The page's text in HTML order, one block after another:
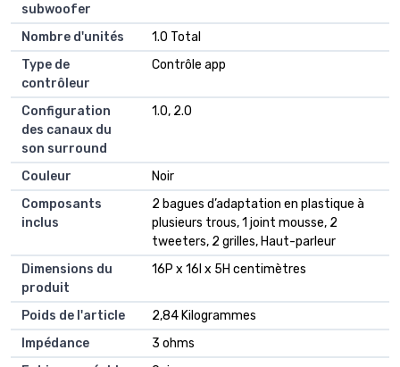
subwoofer
Nombre d'unités
‎1.0 Total
Type de
contrôleur
‎Contrôle app
Configuration
des canaux du
son surround
‎1.0, 2.0
Couleur
‎Noir
Composants
inclus
‎2 bagues d’adaptation en plastique à
plusieurs trous, 1 joint mousse, 2
tweeters, 2 grilles, Haut-parleur
Dimensions du
produit
‎16P x 16l x 5H centimètres
Poids de l'article
‎2,84 Kilogrammes
Impédance
‎3 ohms